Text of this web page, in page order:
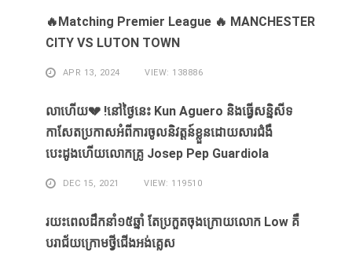
🔥Matching Premier League 🔥 MANCHESTER
CITY VS LUTON TOWN
APR 13, 2024 VIEW: 138886
លាហេីយ💔 !នៅថ្ងៃនេះ Kun Aguero និងធ្វេីសន្និសីទ
កាសែតប្រកាសអំពីការចូលនិវត្តន៍ខ្លួនដោយសារ​ជំងឺ​
បេះដូងហេីយលោកគ្រូ Josep Pep Guardiola
DEC 15, 2021 VIEW: 119510
រយះពេលដឹកនាំ១៥​ឆ្នាំ ​តែ​ប្រកួត​ចុង​ក្រោយ​លោក Low ​គឺ​
បរាជ័យ​ក្រោម​ថ្វី​ជើង​អង់គ្លេស​